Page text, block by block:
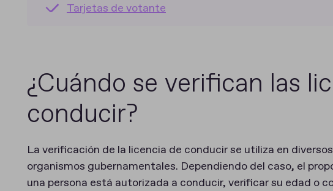
Tarjetas de votante
¿Cuándo se verifican las
conducir?
La verificación de la licencia de conducir se utiliza en
organismos gubernamentales. Dependiendo del caso, el
una persona está autorizada a conducir, verificar su edad o